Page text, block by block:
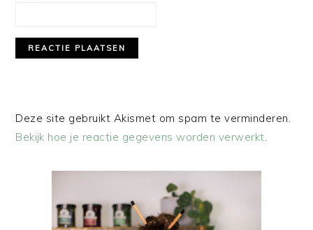
Deze site gebruikt Akismet om spam te verminderen.
Bekijk hoe je reactie gegevens worden verwerkt.